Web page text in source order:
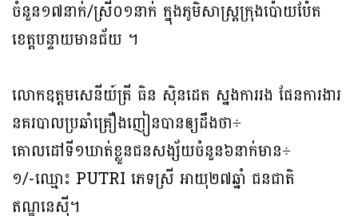
ចំនួន១៧នាក់/ស្រី០១នាក់ ក្នុងភូមិសាស្ត្រក្រុងប៉ោយប៉ែត
ខេត្តបន្ទាយមានជ័យ ។
លោកឧត្តមសេនីយ៍ត្រី ធិន ស៊ិនដេត ស្នងការរង ផែនការងារ
នគរបាលប្រឆាំគ្រឿងញៀនបានឲ្យដឹងថា÷
គោលដៅទី១ឃាត់ខ្លួនជនសង្ស័យចំនួន៦នាក់មាន÷
១/-ឈ្មោះ PUTRI ភេទស្រី អាយុ២៧ឆ្នាំ ជនជាតិ
ឥណ្ឌូនេស៊ី។